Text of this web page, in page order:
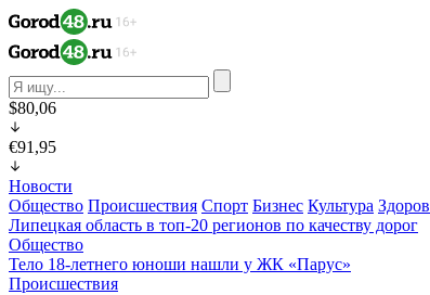
$80,06
€91,95
Новости
Общество Происшествия Спорт Бизнес Культура
Липецкая область в топ-20 регионов по качеству дорог
Общество
Тело 18-летнего юноши нашли у ЖК «Парус»
Происшествия